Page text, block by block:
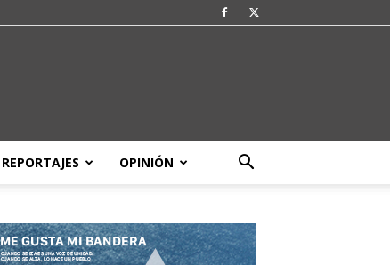
REPORTAJES OPINIÓN